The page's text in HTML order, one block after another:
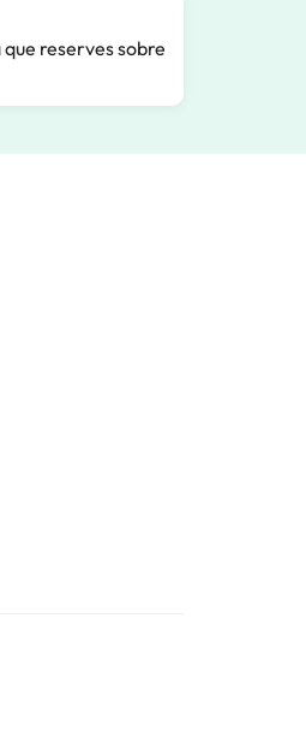
reserves sobre